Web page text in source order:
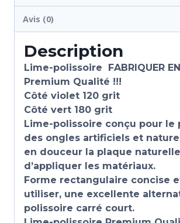
Avis (0)
Description
Lime-polissoire FABRIQUER EN
Premium Qualité !!!
Côté violet 120 grit
Côté vert 180 grit
Lime-polissoire conçu pour le
des ongles artificiels et
en douceur la plaque
d’appliquer les matériaux.
Forme rectangulaire concise
utiliser, une excellente
polissoire carré court.